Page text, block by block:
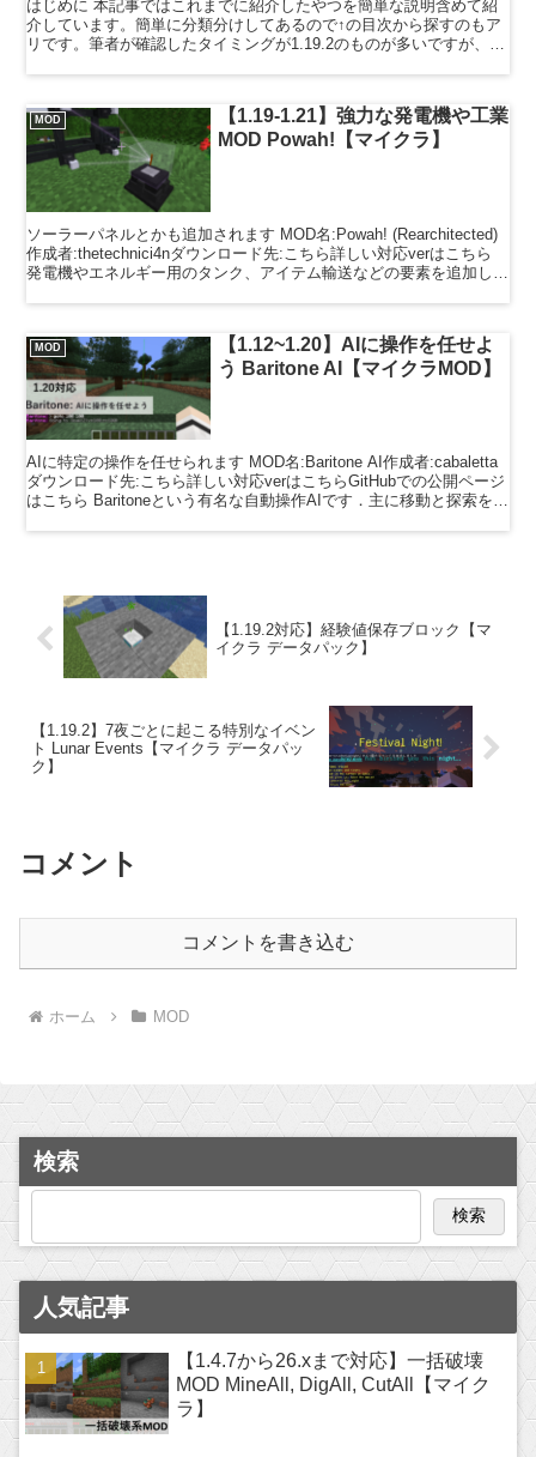
はじめに 本記事ではこれまでに紹介したやつを簡単な説明含めて紹
介しています。簡単に分類分けしてあるので↑の目次から探すのもア
リです。筆者が確認したタイミングが1.19.2のものが多いですが、デ
MOD
【1.19-1.21】強力な発電機や工業
MOD Powah!【マイクラ】
ソーラーパネルとかも追加されます MOD名:Powah! (Rearchitected)
作成者:thetechnici4nダウンロード先:こちら詳しい対応verはこちら
発電機やエネルギー用のタンク、アイテム輸送などの要素を追加しま
MOD
【1.12~1.20】AIに操作を任せよ
う Baritone AI【マイクラMOD】
AIに特定の操作を任せられます MOD名:Baritone AI作成者:cabaletta
ダウンロード先:こちら詳しい対応verはこちらGitHubでの公開ページ
はこちら Baritoneという有名な自動操作AIです．主に移動と探索を自
【1.19.2対応】経験値保存ブロック【マ
イクラ データパック】
【1.19.2】7夜ごとに起こる特別なイベン
ト Lunar Events【マイクラ データパッ
ク】
コメント
コメントを書き込む
ホーム MOD
検索
検索
人気記事
【1.4.7から26.xまで対応】一括破壊
MOD MineAll, DigAll, CutAll【マイク
ラ】